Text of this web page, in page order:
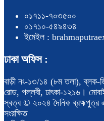
০১৭১১-৭০৩৫০০
০১৭১০-৫৪৯৪৩৪
ইমেইল :
ঢাকা অফিস :
বাড়ী নং-১৩/১৪ (৮ম তলা), ব্লক-
রোড, পল্লবী, ঢাৎকা-১২১৬।
স্বত্ব © ২০২৪ দৈনিক ব্রহ্মপুত্র
সংরক্ষিত